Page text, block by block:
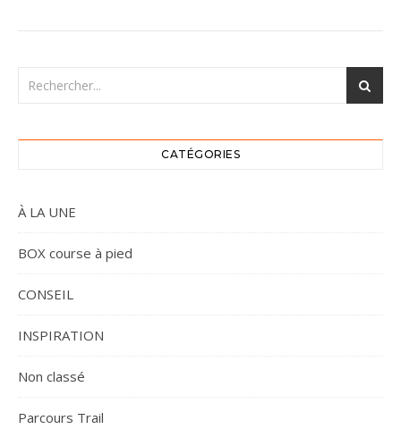
CATÉGORIES
À LA UNE
BOX course à pied
CONSEIL
INSPIRATION
Non classé
Parcours Trail